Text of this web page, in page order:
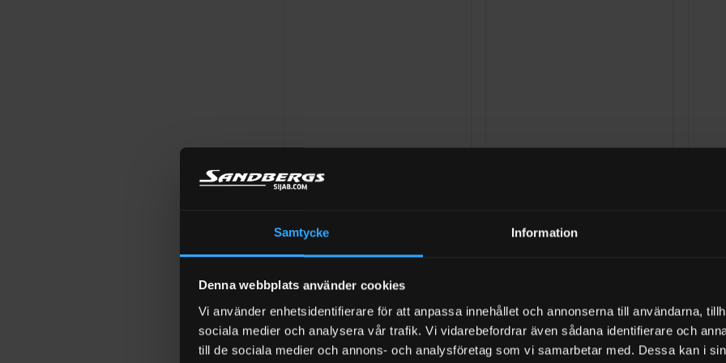
Samtycke Information
Denna webbplats använder cookies
Vi använder enhetsidentifierare för att anpassa innehållet och annonserna till användarna,
sociala medier och analysera vår trafik. Vi vidarebefordrar även sådana identifierare och
till de sociala medier och annons- och analysföretag som vi samarbetar med. Dessa kan i
PUMPAR DIESEL
Dieselpump SP 80 AC
Betygsatt
0
av
4 295kr
I LAGER (1-3 ARBETSDAGAR)